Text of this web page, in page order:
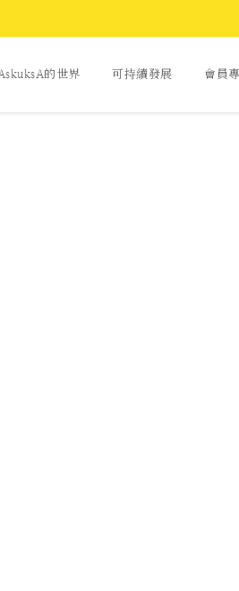
的世界 可持續發展 會員